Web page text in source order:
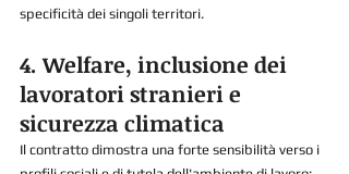
specificità dei singoli territori.
4. Welfare, inclusione dei
lavoratori stranieri e
sicurezza climatica
Il contratto dimostra una forte sensibilità verso i